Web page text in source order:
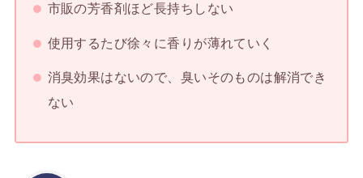
市販の芳香剤ほど長持ちしない
使用するたび徐々に香りが薄れていく
消臭効果はないので、臭いそのものは解消でき
ない